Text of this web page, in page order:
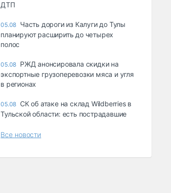
ДТП
05.08 Часть дороги из Калуги до Тулы
планируют расширить до четырех
полос
05.08 РЖД анонсировала скидки на
экспортные грузоперевозки мяса и угля
в регионах
05.08 СК об атаке на склад Wildberries в
Тульской области: есть пострадавшие
Все новости